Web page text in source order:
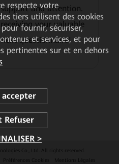
and attention.
your valuable
questionnaire!
Co., Ltd. All rights reserved.
Préférences Cookies Mentions Légales
respecte votre
tiers utilisent des cookies
fournir, sécuriser,
et services, et pour
pertinentes sur et en dehors
>